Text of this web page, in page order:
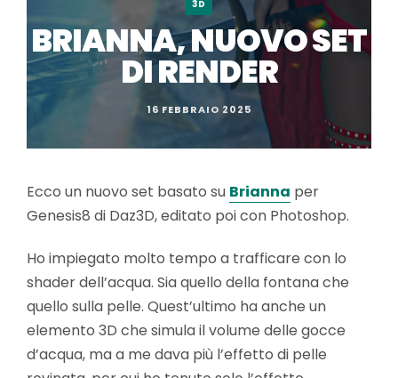
3D
BRIANNA, NUOVO SET
DI RENDER
16 FEBBRAIO 2025
Ecco un nuovo set basato su Brianna per
Genesis8 di Daz3D, editato poi con Photoshop.
Ho impiegato molto tempo a trafficare con lo
shader dell’acqua. Sia quello della fontana che
quello sulla pelle. Quest’ultimo ha anche un
elemento 3D che simula il volume delle gocce
d’acqua, ma a me dava più l’effetto di pelle